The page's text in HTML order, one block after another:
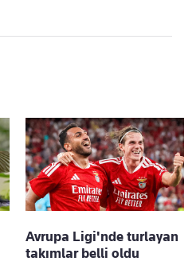
Avrupa Ligi'nde turlayan
takımlar belli oldu